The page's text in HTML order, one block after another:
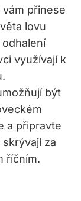
vám přinese
lovu
využívají k
být
a připravte
za
říčním.